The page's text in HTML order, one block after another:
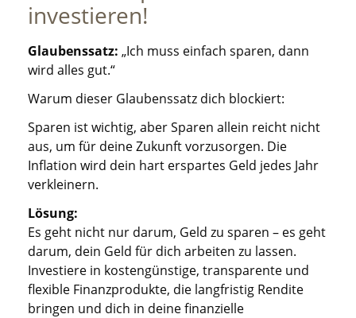
investieren!
Glaubenssatz: „Ich muss einfach sparen, dann
wird alles gut.“
Warum dieser Glaubenssatz dich blockiert:
Sparen ist wichtig, aber Sparen allein reicht nicht
aus, um für deine Zukunft vorzusorgen. Die
Inflation wird dein hart erspartes Geld jedes Jahr
verkleinern.
Lösung:
Es geht nicht nur darum, Geld zu sparen – es geht
darum, dein Geld für dich arbeiten zu lassen.
Investiere in kostengünstige, transparente und
flexible Finanzprodukte, die langfristig Rendite
bringen und dich in deine finanzielle